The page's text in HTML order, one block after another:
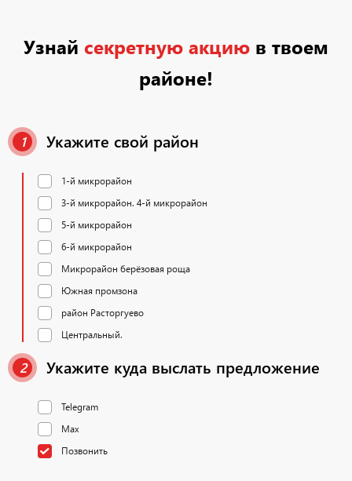
Узнай секретную акцию в твоем
районе!
1 Укажите свой район
1-й микрорайон
3-й микрорайон. 4-й микрорайон
5-й микрорайон
6-й микрорайон
Микрорайон берёзовая роща
Южная промзона
район Расторгуево
Центральный.
2 Укажите куда выслать предложение
Telegram
Max
Позвонить